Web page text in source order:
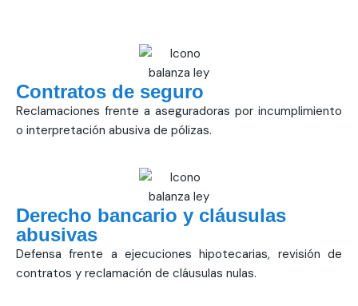
Contratos de seguro
Reclamaciones frente a aseguradoras por incumplimiento
o interpretación abusiva de pólizas.
Derecho bancario y cláusulas
abusivas
Defensa frente a ejecuciones hipotecarias, revisión de
contratos y reclamación de cláusulas nulas.